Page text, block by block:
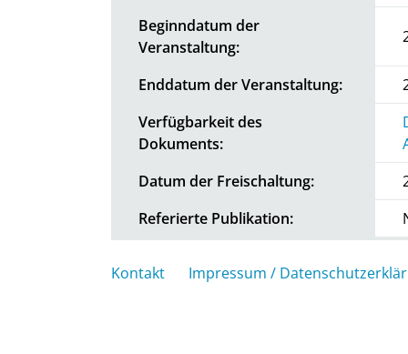
Beginndatum der
Veranstaltung:
Enddatum der Veranstaltung:
Verfügbarkeit des
Dokuments:
Datum der Freischaltung:
Referierte Publikation:
Kontakt Impressum /